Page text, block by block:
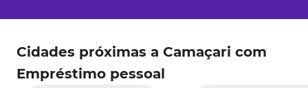
Cidades próximas a Camaçari com
Empréstimo pessoal